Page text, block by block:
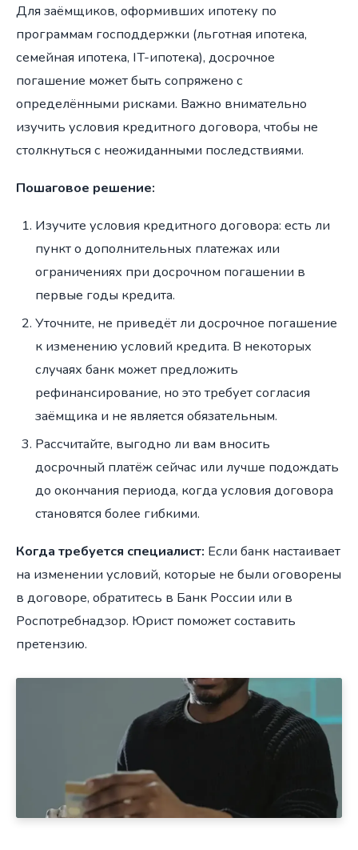
Для заёмщиков, оформивших ипотеку по
программам господдержки (льготная ипотека,
семейная ипотека, IT-ипотека), досрочное
погашение может быть сопряжено с
определёнными рисками. Важно внимательно
изучить условия кредитного договора, чтобы не
столкнуться с неожиданными последствиями.
Пошаговое решение:
Изучите условия кредитного договора: есть ли
пункт о дополнительных платежах или
ограничениях при досрочном погашении в
первые годы кредита.
Уточните, не приведёт ли досрочное погашение
к изменению условий кредита. В некоторых
случаях банк может предложить
рефинансирование, но это требует согласия
заёмщика и не является обязательным.
Рассчитайте, выгодно ли вам вносить
досрочный платёж сейчас или лучше подождать
до окончания периода, когда условия договора
становятся более гибкими.
Когда требуется специалист: Если банк настаивает
на изменении условий, которые не были оговорены
в договоре, обратитесь в Банк России или в
Роспотребнадзор. Юрист поможет составить
претензию.